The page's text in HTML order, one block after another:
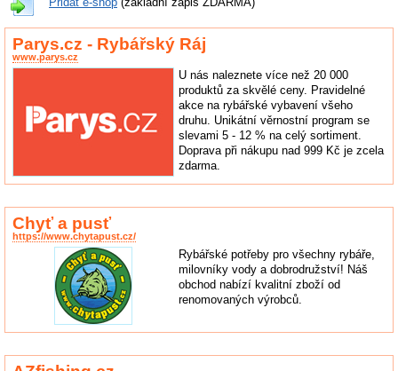
Parys.cz - Rybářský Ráj
www.parys.cz
U nás naleznete více než 20 000
produktů za skvělé ceny. Pravidelné
akce na rybářské vybavení všeho
druhu. Unikátní věrnostní program se
slevami 5 - 12 % na celý sortiment.
Doprava při nákupu nad 999 Kč je zcela
zdarma.
Chyť a pusť
https://www.chytapust.cz/
Rybářské potřeby pro všechny rybáře,
milovníky vody a dobrodružství! Náš
obchod nabízí kvalitní zboží od
renomovaných výrobců.